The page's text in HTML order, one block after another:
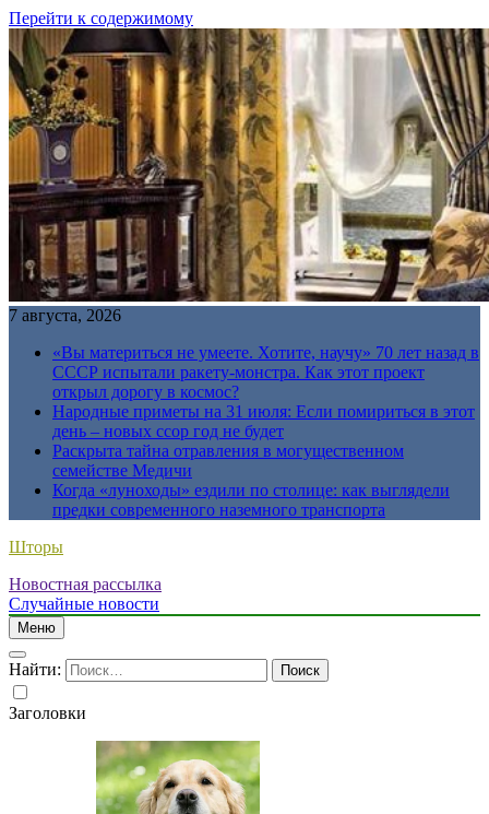
Перейти к содержимому
7 августа, 2026
«Вы материться не умеете. Хотите, научу» 70 лет назад в
СССР испытали ракету-монстра. Как этот проект
открыл дорогу в космос?
Народные приметы на 31 июля: Если помириться в этот
день – новых ссор год не будет
Раскрыта тайна отравления в могущественном
семействе Медичи
Когда «луноходы» ездили по столице: как выглядели
предки современного наземного транспорта
Шторы
Новостная рассылка
Случайные новости
Меню
Найти:
Заголовки